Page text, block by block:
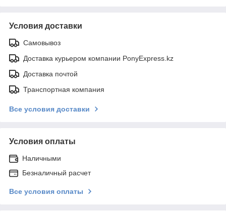
Условия доставки
Самовывоз
Доставка курьером компании PonyExpress.kz
Доставка почтой
Транспортная компания
Все условия доставки
Условия оплаты
Наличными
Безналичный расчет
Все условия оплаты